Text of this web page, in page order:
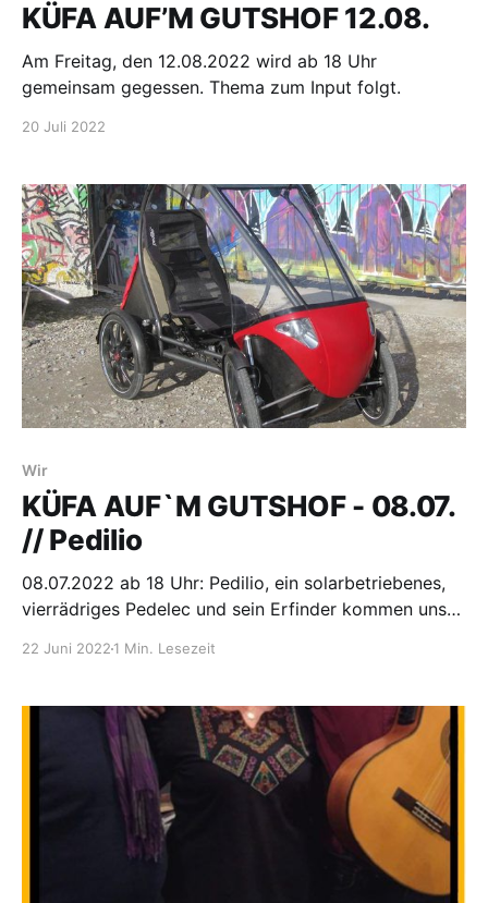
KÜFA AUF’M GUTSHOF 12.08.
Am Freitag, den 12.08.2022 wird ab 18 Uhr
gemeinsam gegessen. Thema zum Input folgt.
20 Juli 2022
Wir
KÜFA AUF`M GUTSHOF - 08.07.
// Pedilio
08.07.2022 ab 18 Uhr: Pedilio, ein solarbetriebenes,
vierrädriges Pedelec und sein Erfinder kommen uns
alternativen Mobilitätskonzepten diskutieren. Im
Anschluss erzählen Detlef Schmitz und Thomas
22 Juni 2022 1 Min. Lesezeit